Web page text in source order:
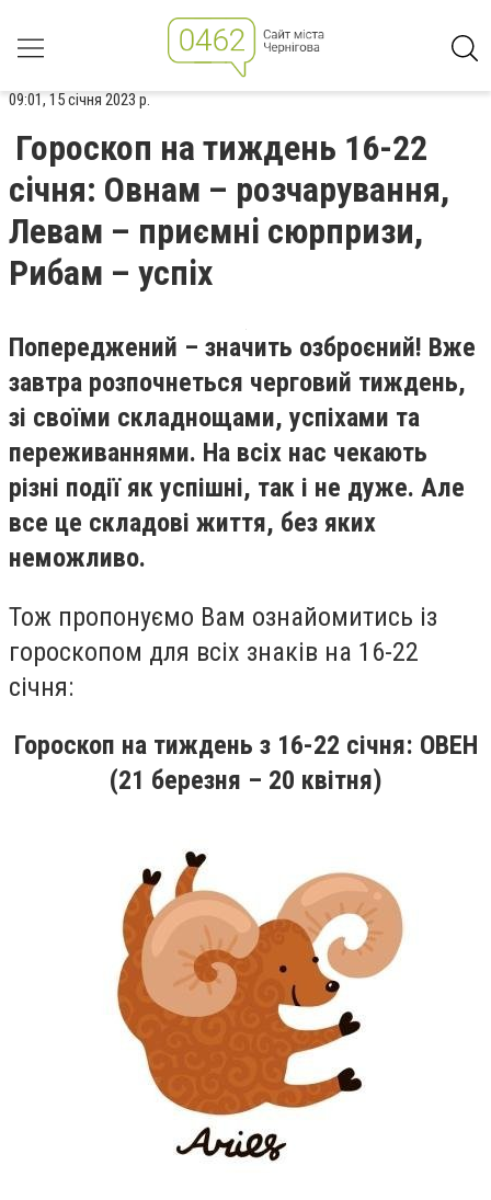
09:01, 15 січня 2023 р.
Гороскоп на тиждень 16-22
січня: Овнам – розчарування,
Левам – приємні сюрпризи,
Рибам – успіх
Попереджений – значить озброєний! Вже
завтра розпочнеться черговий тиждень,
зі своїми складнощами, успіхами та
переживаннями. На всіх нас чекають
різні події як успішні, так і не дуже. Але
все це складові життя, без яких
неможливо.
Тож пропонуємо Вам ознайомитись із
гороскопом для всіх знаків на 16-22
січня:
Гороскоп на тиждень з16-22 січня: ОВЕН
(21 березня – 20 квітня)